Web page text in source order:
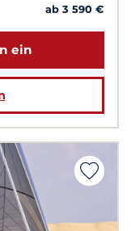
ab 3 590 €
ein